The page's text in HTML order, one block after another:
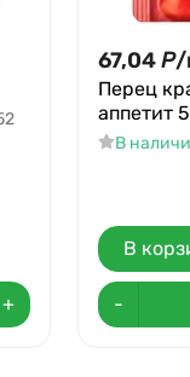
+
67,04Р/
Перец
аппетит
В
В
-